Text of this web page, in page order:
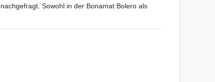
Sowohl in der Bonamat Bolero als